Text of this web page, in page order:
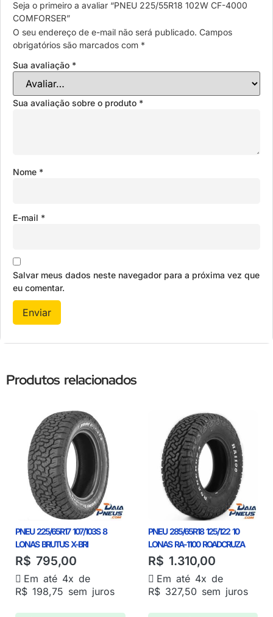
Seja o primeiro a avaliar “PNEU 225/55R18 102W CF-4000
COMFORSER”
O seu endereço de e-mail não será publicado. Campos
obrigatórios são marcados com *
Sua avaliação *
Sua avaliação sobre o produto *
Nome *
E-mail *
Salvar meus dados neste navegador para a próxima vez que
eu comentar.
Produtos relacionados
PNEU 225/65R17 107/103S 8
LONAS BRUTUS X-BRI
R$ 795,00
Em até 4x de
R$ 198,75 sem juros
PNEU 285/65R18 125/122 10
LONAS RA-1100 ROADCRUZA
R$ 1.310,00
Em até 4x de
R$327,50 sem juros